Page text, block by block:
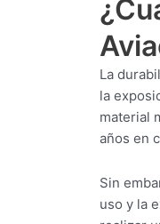
La
la
material
años en
Sin
uso y la